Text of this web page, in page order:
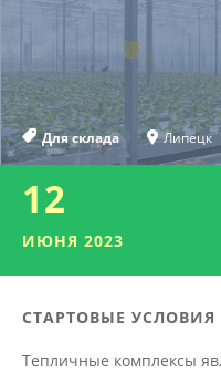
Для склада Липецк
12
ИЮНЯ 2023
СТАРТОВЫЕ УСЛОВИЯ
Тепличные комплексы